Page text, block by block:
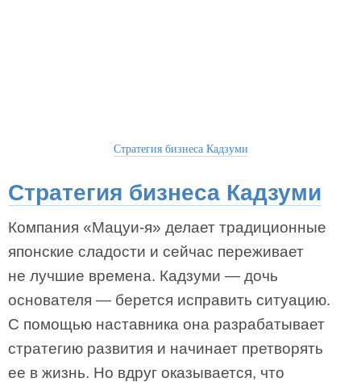
Стратегия бизнеса Кадзуми
Стратегия бизнеса Кадзуми
Компания «Мацуи-я» делает традиционные
японские сладости и сейчас переживает
не лучшие времена. Кадзуми — дочь
основателя — берется исправить ситуацию.
С помощью наставника она разрабатывает
стратегию развития и начинает претворять
ее в жизнь. Но вдруг оказывается, что